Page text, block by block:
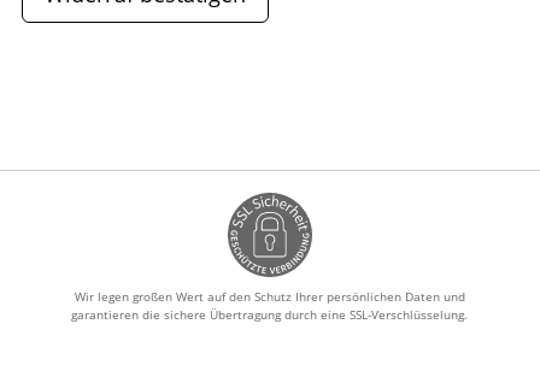
Wir legen großen Wert auf den Schutz Ihrer persönlichen Daten und
garantieren die sichere Übertragung durch eine SSL-Verschlüsselung.